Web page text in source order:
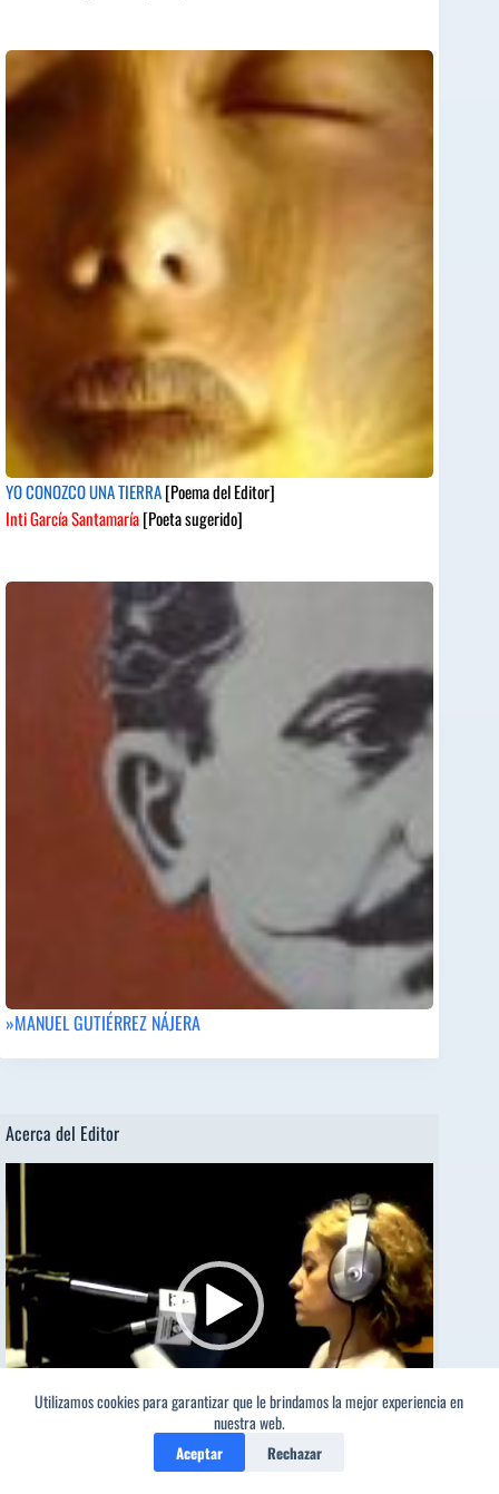
Utilizamos cookies para garantizar que le brindamos la mejor experiencia en
nuestra web.
Aceptar Rechazar
YO CONOZCO UNA TIERRA[Poema del Editor]
Inti García Santamaría[Poeta sugerido]
»MANUEL GUTIÉRREZ NÁJERA
Acerca del Editor
de
vídeo